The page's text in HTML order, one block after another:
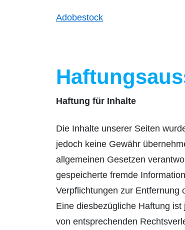
Adobestock
Haftung für Inhalte
Die Inhalte unserer Seiten
jedoch keine Gewähr
allgemeinen Gesetzen
gespeicherte fremde
Verpflichtungen zur Entfernung
Eine diesbezügliche Haftung
von entsprechenden